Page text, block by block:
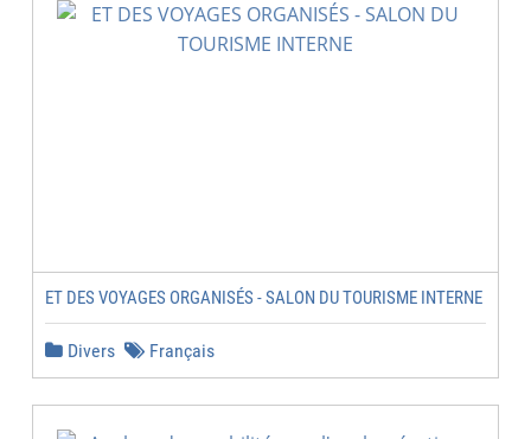
ET DES VOYAGES ORGANISÉS - SALON DU TOURISME INTERNE
Divers Français